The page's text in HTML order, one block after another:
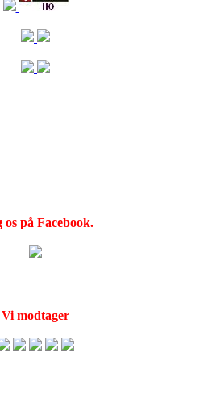
os på Facebook.
Vi modtager